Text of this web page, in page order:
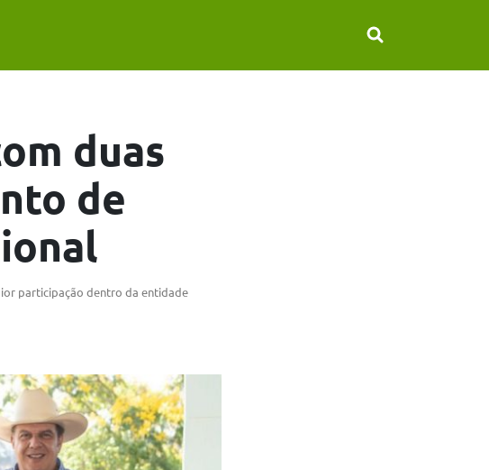
duas
de
participação dentro da entidade